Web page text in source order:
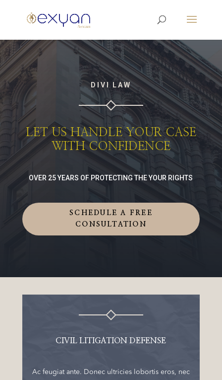
DIVI LAW
LET US HANDLE YOUR CASE
WITH CONFIDENCE
OVER 25 YEARS OF PROTECTING THE YOUR RIGHTS
SCHEDULE A FREE
CONSULTATION
CIVIL LITIGATION DEFENSE
Ac feugiat ante. Donec ultricies lobortis eros, nec